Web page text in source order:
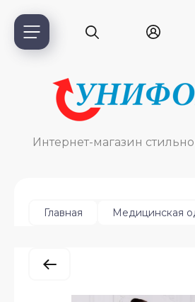
Интернет-магазин
Главная Медицинская